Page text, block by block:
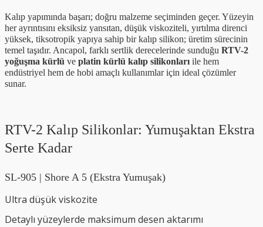
Kalıp yapımında başarı; doğru malzeme seçiminden geçer. Yüzeyin
her ayrıntısını eksiksiz yansıtan, düşük viskoziteli, yırtılma direnci
yüksek, tiksotropik yapıya sahip bir kalıp silikon; üretim sürecinin
temel taşıdır. Ancapol, farklı sertlik derecelerinde sunduğu RTV-2
yoğuşma kürlü ve platin kürlü kalıp silikonları ile hem
endüstriyel hem de hobi amaçlı kullanımlar için ideal çözümler
sunar.
RTV-2 Kalıp Silikonlar: Yumuşaktan Ekstra
Serte Kadar
SL-905 | Shore A 5 (Ekstra Yumuşak)
Ultra düşük viskozite
Detaylı yüzeylerde maksimum desen aktarımı